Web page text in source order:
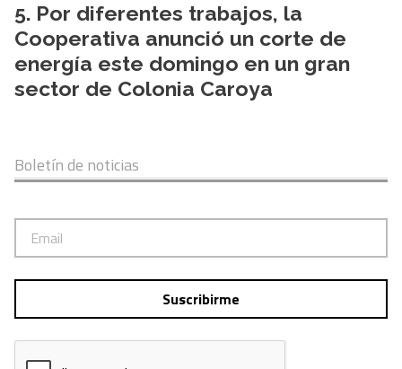
Por diferentes trabajos, la
Cooperativa anunció un corte de
energía este domingo en un gran
sector de Colonia Caroya
Boletín de noticias
Suscribirme